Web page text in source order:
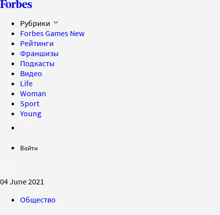
Рубрики
Forbes Games New
Рейтинги
Франшизы
Подкасты
Видео
Life
Woman
Sport
Young
Войти
04 June 2021
Общество